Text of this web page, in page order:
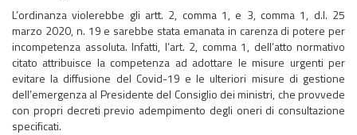
L’ordinanza violerebbe gli artt. 2, comma 1, e 3, comma 1, d.l. 25
marzo 2020, n. 19 e sarebbe stata emanata in carenza di potere per
incompetenza assoluta. Infatti, l’art. 2, comma 1, dell’atto normativo
citato attribuisce la competenza ad adottare le misure urgenti per
evitare la diffusione del Covid-19 e le ulteriori misure di gestione
dell’emergenza al Presidente del Consiglio dei ministri, che provvede
con propri decreti previo adempimento degli oneri di consultazione
specificati.